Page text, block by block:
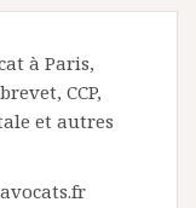
à Paris,
CCP,
et autres